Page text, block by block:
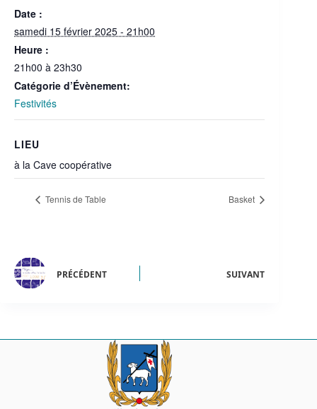
Date :
samedi 15 février 2025 - 21h00
Heure :
21h00 à 23h30
Catégorie d’Évènement:
Festivités
LIEU
à la Cave coopérative
Tennis de Table Basket
PRÉCÉDENT SUIVANT